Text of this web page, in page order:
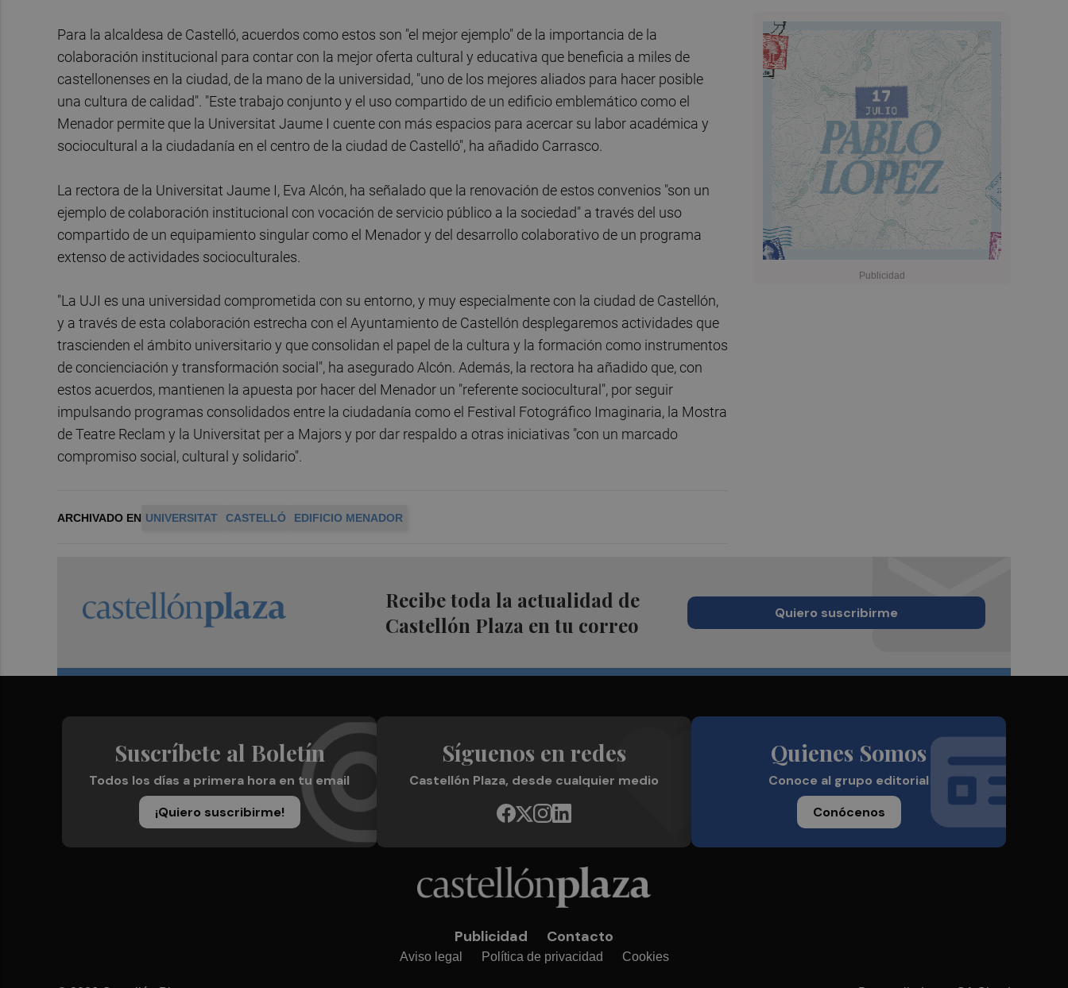
Para la alcaldesa de Castelló, acuerdos como estos son "el mejor ejemplo" de la importancia de la
colaboración institucional para contar con la mejor oferta cultural y educativa que beneficia a miles de
castellonenses en la ciudad, de la mano de la universidad, "uno de los mejores aliados para hacer posible
una cultura de calidad". "Este trabajo conjunto y el uso compartido de un edificio emblemático como el
Menador permite que la Universitat Jaume I cuente con más espacios para acercar su labor académica y
sociocultural a la ciudadanía en el centro de la ciudad de Castelló", ha añadido Carrasco.
La rectora de la Universitat Jaume I, Eva Alcón, ha señalado que la renovación de estos convenios "son un
ejemplo de colaboración institucional con vocación de servicio público a la sociedad" a través del uso
compartido de un equipamiento singular como el Menador y del desarrollo colaborativo de un programa
extenso de actividades socioculturales.
"La UJI es una universidad comprometida con su entorno, y muy especialmente con la ciudad de Castellón,
y a través de esta colaboración estrecha con el Ayuntamiento de Castellón desplegaremos actividades que
trascienden el ámbito universitario y que consolidan el papel de la cultura y la formación como instrumentos
de concienciación y transformación social", ha asegurado Alcón. Además, la rectora ha añadido que, con
estos acuerdos, mantienen la apuesta por hacer del Menador un "referente sociocultural", por seguir
impulsando programas consolidados entre la ciudadanía como el Festival Fotográfico Imaginaria, la Mostra
de Teatre Reclam y la Universitat per a Majors y por dar respaldo a otras iniciativas "con un marcado
compromiso social, cultural y solidario".
ARCHIVADO EN UNIVERSITAT CASTELLÓ EDIFICIO MENADOR
Recibe toda la actualidad de
Castellón Plaza en tu correo
Quiero suscribirme
Suscríbete al Boletín
Todos los días a primera hora en tu email
¡Quiero suscribirme!
Síguenos en redes
Castellón Plaza, desde cualquier medio
Quienes Somos
Conoce al grupo editorial
Conócenos
Publicidad Contacto
Aviso legal Política de privacidad Cookies